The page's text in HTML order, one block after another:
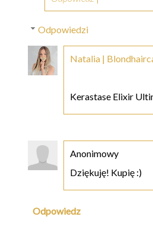
Odpowiedzi
Natalia |
Kerastase Elixir
Anonimowy
Dziękuję! Kupię :)
Odpowiedz